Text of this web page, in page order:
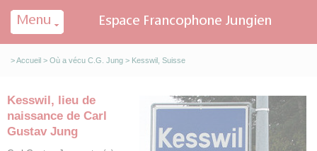
>Accueil > Où a vécu C.G. Jung > Kesswil, Suisse
Kesswil, lieu de
naissance de Carl
Gustav Jung